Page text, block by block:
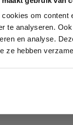
cookies om content
te analyseren.
en analyse.
ze hebben Stad
onze website